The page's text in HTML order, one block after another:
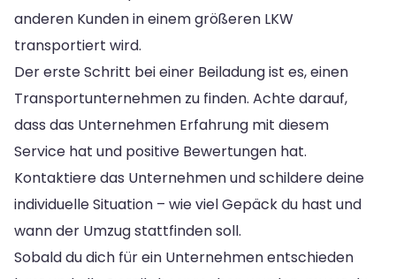
anderen Kunden in einem größeren LKW
transportiert wird.
Der erste Schritt bei einer Beiladung ist es, einen
Transportunternehmen zu finden. Achte darauf,
dass das Unternehmen Erfahrung mit diesem
Service hat und positive Bewertungen hat.
Kontaktiere das Unternehmen und schildere deine
individuelle Situation – wie viel Gepäck du hast und
wann der Umzug stattfinden soll.
Sobald du dich für ein Unternehmen entschieden